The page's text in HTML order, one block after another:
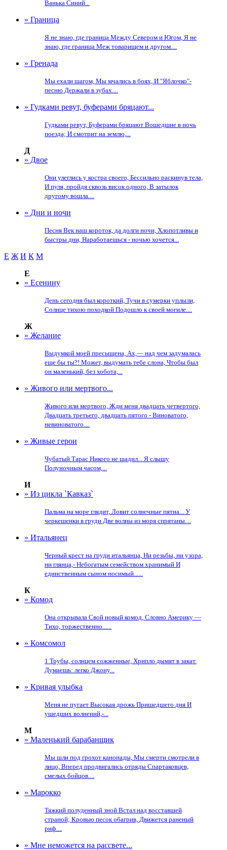
Ванька Синий...
» Граница
Я не знаю, где граница Между Севером и Югом, Я не
знаю, где граница Меж товарищем и другом....
» Гренада
Мы ехали шагом, Мы мчались в боях, И "Яблочко"-
песню Держали в зубах....
» Гудками ревут, буферами бряцают...
Гудками ревут, Буферами бряцают Вошедшие в ночь
поезда; И смотрит на землю,...
Д
» Двое
Они улеглись у костра своего, Бессильно раскинув тела,
И пуля, пройдя сквозь висок одного, В затылок
другому вошла....
» Дни и ночи
Песня Век наш короток, да долги ночи, Хлопотливы и
быстры дни, Наработаешься - ночью хочется...
Е Ж И К М
Е
» Есенину
День сегодня был короткий, Тучи в сумерки уплыли,
Солнце тихою походкой Подошло к своей могиле....
Ж
» Желание
Выдумкой моей пресыщена, Ах,— над чем задумалась
еще бы ты?! Может, выдумать тебе слона, Чтобы был
он маленький, без хобота,...
» Живого или мертвого...
Живого или мертвого, Жди меня двадцать четвертого,
Двадцать третьего, двадцать пятого - Виноватого,
невиноватого....
» Живые герои
Чубатый Тарас Никого не щадил... Я слышу
Полуночным часом,...
И
» Из цикла `Кавказ`
Пальма на море глядит, Ловит солнечные пятна... У
черкешенки в груди Две волны из моря спрятаны....
» Итальянец
Черный крест на груди итальянца, Ни резьбы, ни узора,
ни глянца,- Небогатым семейством хранимый И
единственным сыном носимый......
К
» Комод
Она открывала Свой новый комод, Словно Америку —
Тихо, торжественно......
» Комсомол
1 Трубы, солнцем сожженные, Хрипло дымят в закат.
Думаешь: легко Джону...
» Кривая улыбка
Меня не пугает Высокая дрожь Пришедшего дня И
ушедших волнений,-...
М
» Маленький барабанщик
Мы шли под грохот канонады, Мы смерти смотрели в
лицо, Вперед продвигались отряды Спартаковцев,
смелых бойцов....
» Марокко
Тяжкий полуденный зной Встал над восставшей
страной; Кровью песок обагрив, Движется раненый
риф....
» Мне неможется на рассвете...